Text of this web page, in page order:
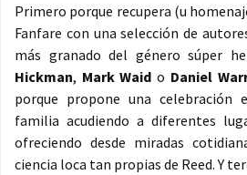
Primero porque recupera (u
Fanfare con una selección de
más granado del género súper
Hickman, Mark Waid o Daniel
porque propone una
familia acudiendo a diferentes
ofreciendo desde miradas
ciencia loca tan propias de Reed. Y